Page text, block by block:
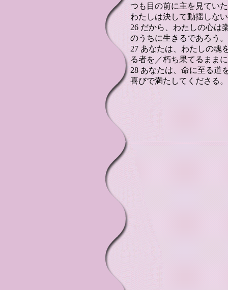
つも目の前に主を見てい
わたしは決して動揺しな
26 だから、わたしの心は
のうちに生きるであろう。
27 あなたは、わたしの魂
る者を／朽ち果てるまま
28 あなたは、命に至る道
喜びで満たしてくださる